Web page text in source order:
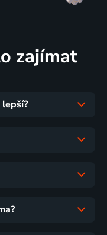
zajímat